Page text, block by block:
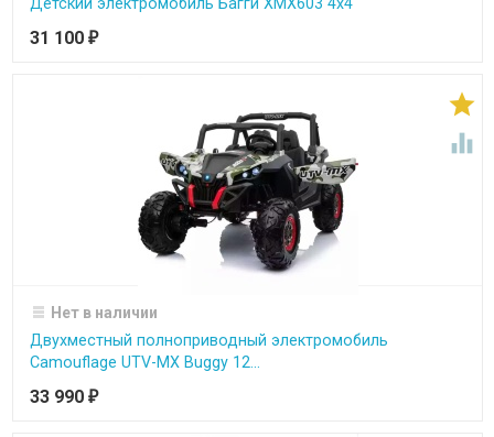
31 100 ₽


Нет в наличии
Двухместный полноприводный электромобиль
Camouflage UTV-MX Buggy 12...
33 990 ₽